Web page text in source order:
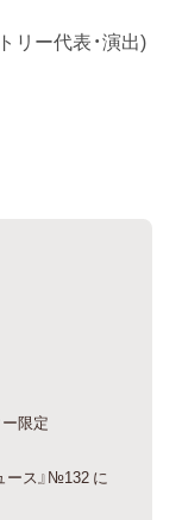
リー代表・演出)
限定
ース』№132 に